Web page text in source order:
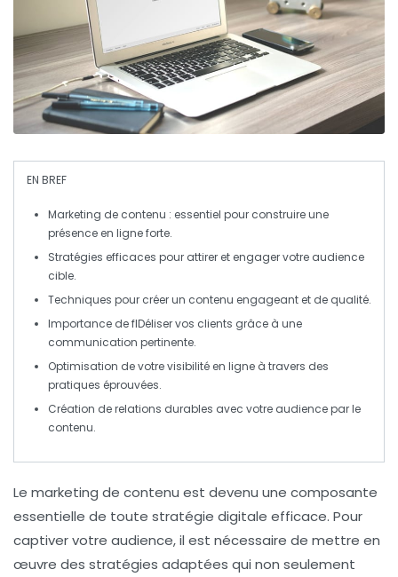
EN BREF
Marketing de contenu : essentiel pour construire une
présence en ligne forte.
Stratégies efficaces pour attirer et engager votre audience
cible.
Techniques pour créer un contenu engageant et de qualité.
Importance defIDéliservos clients grâce à une
communication pertinente.
Optimisation de votrevisibilité en ligne à travers des
pratiques éprouvées.
Création derelations durables avec votre audience par le
contenu.
Le marketing de contenu est devenu une composante
essentielle de toute stratégie digitale efficace. Pour
captiver votre audience, il est nécessaire de mettre en
œuvre des stratégies adaptées qui non seulement